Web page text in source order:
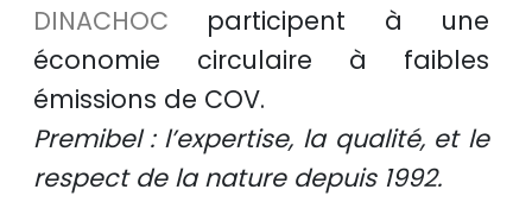
DINACHOC participent à une
économie circulaire à faibles
émissions de COV.
Premibel : l’expertise, la qualité, et le
respect de la nature depuis 1992.